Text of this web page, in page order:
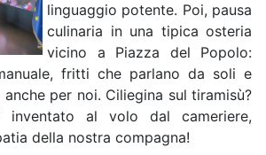
linguaggio potente. Poi, pausa
culinaria in una tipica osteria
vicino a Piazza del Popolo:
fritti che parlano da soli e
per noi. Ciliegina sul tiramisù?
inventato al volo dal cameriere,
della nostra compagna!